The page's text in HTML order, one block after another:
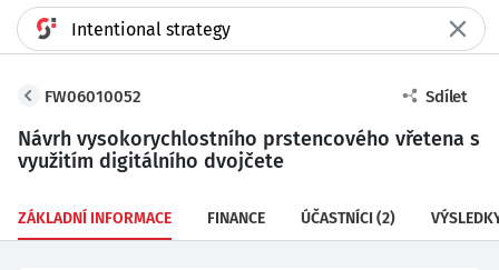
FW06010052 Sdílet
Návrh vysokorychlostního prstencového vřetena s
využitím digitálního dvojčete
ZÁKLADNÍ INFORMACE FINANCE ÚČASTNÍCI (2)